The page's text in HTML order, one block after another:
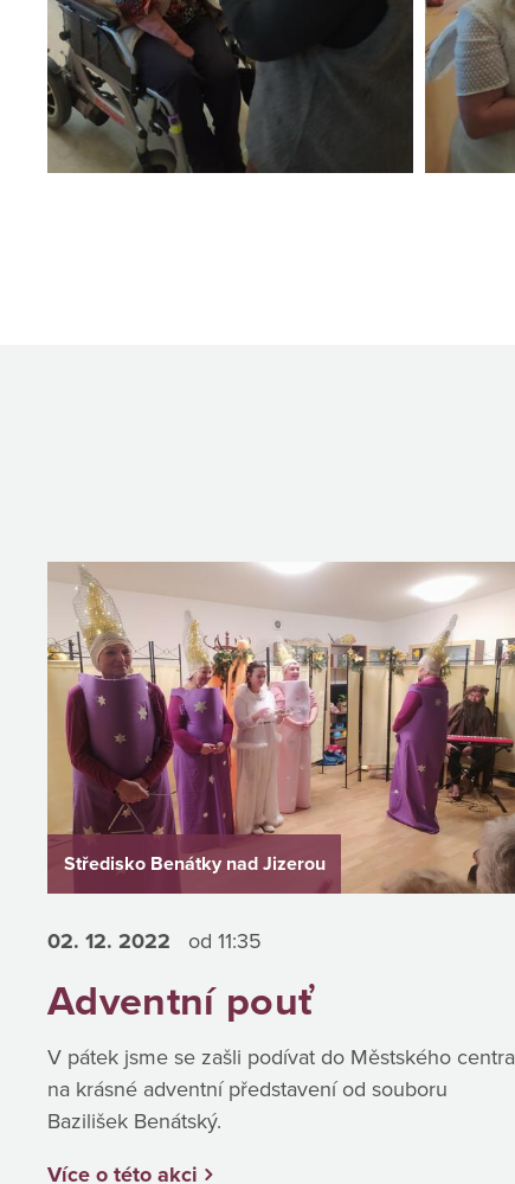
Středisko Benátky nad Jizerou
02. 12. 2022 od 11:35
Adventní pouť
V pátek jsme se zašli podívat do Městského centra
na krásné adventní představení od souboru
Bazilišek Benátský.
Více o této akci